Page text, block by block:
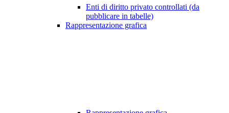
Enti di diritto privato controllati (da
pubblicare in tabelle)
Rappresentazione grafica